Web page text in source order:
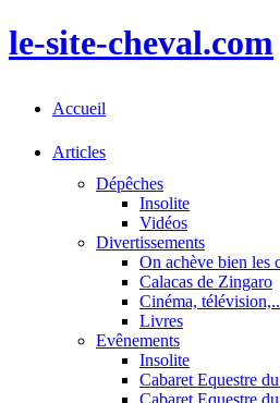
le-site-cheval.com
Accueil
Articles
Dépêches
Insolite
Vidéos
Divertissements
On achève bien les
Calacas de Zingaro
Cinéma,
Livres
Evênements
Insolite
Cabaret Equestre
Cabaret Equestre